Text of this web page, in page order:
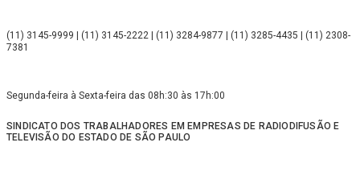
(11) 3145-9999 | (11) 3145-2222 | (11) 3284-9877 | (11) 3285-4435 | (11) 2308-
7381
Segunda-feira à Sexta-feira das 08h:30 às 17h:00
SINDICATO DOS TRABALHADORES EM EMPRESAS DE RADIODIFUSÃO E
TELEVISÃO DO ESTADO DE SÃO PAULO